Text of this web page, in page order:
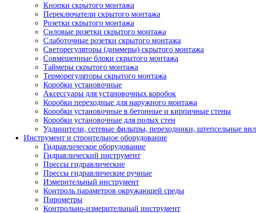
Кнопки скрытого монтажа
Переключатели скрытого монтажа
Розетки скрытого монтажа
Силовые розетки скрытого монтажа
Слаботочные розетки скрытого монтажа
Светорегуляторы (диммеры) скрытого монтажа
Совмещенные блоки скрытого монтажа
Таймеры скрытого монтажа
Терморегуляторы скрытого монтажа
Коробки установочные
Аксессуары для установочных коробок
Коробки переходные для наружного монтажа
Коробки установочные в бетонные и кирпичные стены
Коробки установочные для полых стен
Удлинители, сетевые фильтры, переходники, штепсельные
Инструмент и строительное оборудование
Гидравлическое оборудование
Гидравлический инструмент
Прессы гидравлические
Прессы гидравлические ручные
Измерительный инструмент
Контроль параметров окружающей среды
Пирометры
Контрольно-измерительный инструмент